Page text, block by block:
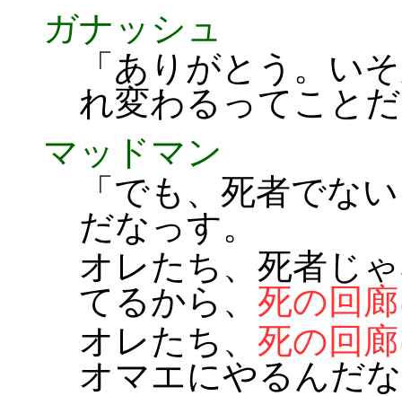
ガナッシュ
「ありがとう。い
れ変わるってこと
マッドマン
「でも、死者でな
だなっす。
オレたち、死者じ
てるから、 死の回廊
オレたち、 死の回廊
オマエにやるんだ